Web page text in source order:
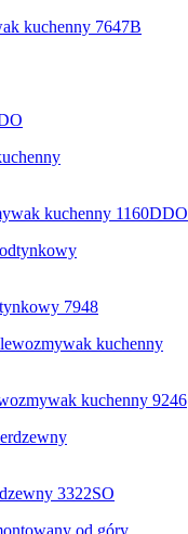
kuchenny 7647B
kuchenny 1160DDO
7948
kuchenny 9246
3322SO